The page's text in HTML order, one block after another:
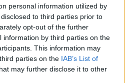
personal information utilized by
to third parties prior to
opt-out of the further
information by third parties on the
This information may
parties on the IAB’s List of
may further disclose it to other